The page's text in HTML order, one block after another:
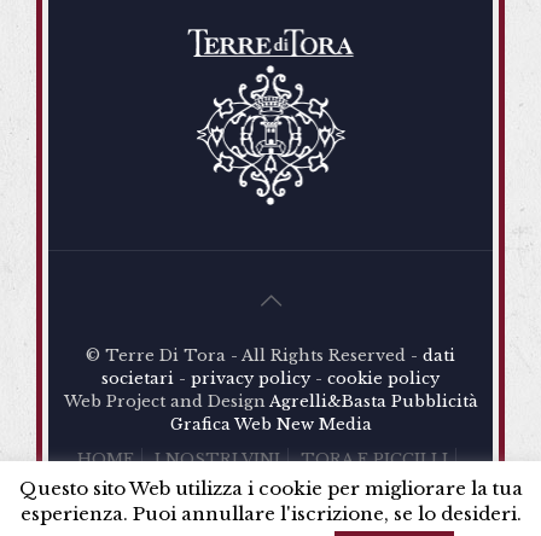
© Terre Di Tora - All Rights Reserved - dati
societari - privacy policy- cookie policy
Web Project and DesignAgrelli&Basta Pubblicità
GraficaWeb New Media
HOME
I NOSTRI VINI
TORA E PICCILLI
TERRE DI TORA
SHOP NEWS CONTATTI
Questo sito Web utilizza i cookie per migliorare la tua
esperienza. Puoi annullare l'iscrizione, se lo desideri.